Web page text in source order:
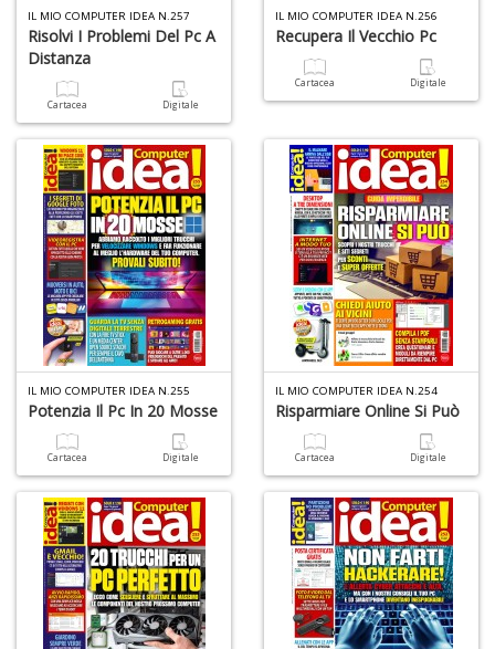
IL MIO COMPUTER IDEA N.257
Risolvi I Problemi Del Pc A
Distanza
Cartacea Digitale
IL MIO COMPUTER IDEA N.256
Recupera Il Vecchio Pc
Cartacea Digitale
IL MIO COMPUTER IDEA N.255
Potenzia Il Pc In 20 Mosse
Cartacea Digitale
IL MIO COMPUTER IDEA N.254
Risparmiare Online Si Può
Cartacea Digitale